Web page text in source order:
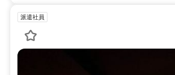
派遣社員